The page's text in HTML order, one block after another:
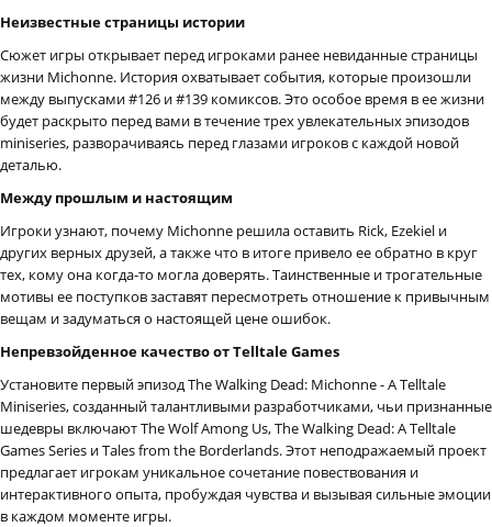
Неизвестные страницы истории
Сюжет игры открывает перед игроками ранее невиданные страницы
жизни Michonne. История охватывает события, которые произошли
между выпусками #126 и #139 комиксов. Это особое время в ее жизни
будет раскрыто перед вами в течение трех увлекательных эпизодов
miniseries, разворачиваясь перед глазами игроков с каждой новой
деталью.
Между прошлым и настоящим
Игроки узнают, почему Michonne решила оставить Rick, Ezekiel и
других верных друзей, а также что в итоге привело ее обратно в круг
тех, кому она когда-то могла доверять. Таинственные и трогательные
мотивы ее поступков заставят пересмотреть отношение к привычным
вещам и задуматься о настоящей цене ошибок.
Непревзойденное качество от Telltale Games
Установите первый эпизод The Walking Dead: Michonne - A Telltale
Miniseries, созданный талантливыми разработчиками, чьи признанные
шедевры включают The Wolf Among Us, The Walking Dead: A Telltale
Games Series и Tales from the Borderlands. Этот неподражаемый проект
предлагает игрокам уникальное сочетание повествования и
интерактивного опыта, пробуждая чувства и вызывая сильные эмоции
в каждом моменте игры.